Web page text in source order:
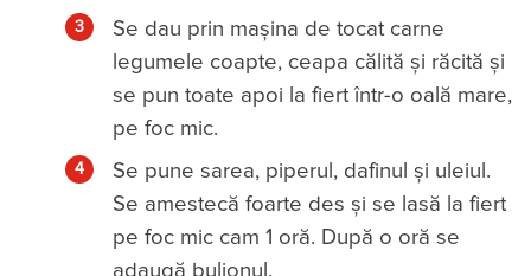
Se dau prin mașina de tocat carne
legumele coapte, ceapa călită și răcită și
se pun toate apoi la fiert într-o oală mare,
pe foc mic.
Se pune sarea, piperul, dafinul și uleiul.
Se amestecă foarte des și se lasă la fiert
pe foc mic cam 1 oră. După o oră se
adaugă bulionul.